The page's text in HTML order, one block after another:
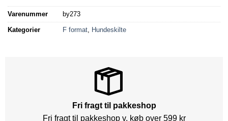
Varenummer by273
Kategorier F format Hundeskilte
Fri fragt til pakkeshop
Fri fragt til pakkeshop v. køb over 599 kr